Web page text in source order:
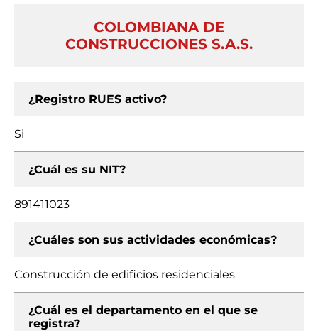
COLOMBIANA DE
CONSTRUCCIONES S.A.S.
¿Registro RUES activo?
Si
¿Cuál es su NIT?
891411023
¿Cuáles son sus actividades económicas?
Construcción de edificios residenciales
¿Cuál es el departamento en el que se
registra?